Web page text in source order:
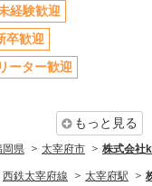
経験歓迎
卒歓迎
ーター歓迎
もっと見る
岡県 太宰府市 株式会社
西鉄太宰府線 太宰府駅